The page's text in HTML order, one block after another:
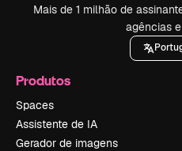
Mais de 1 milhão de
agências
Produtos
Spaces
Assistente de IA
Gerador de imagens